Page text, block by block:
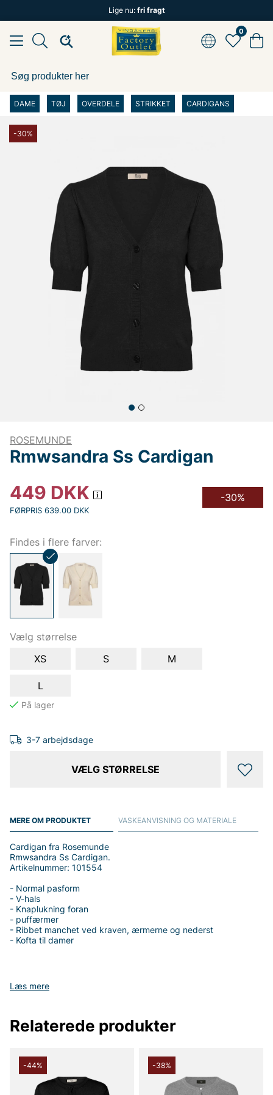
Lige nu: fri fragt
0
DAME TØJ OVERDELE STRIKKET CARDIGANS
-30%
ROSEMUNDE
Rmwsandra Ss Cardigan
449 DKK
FØRPRIS 639.00 DKK
-30%
Findes i flere farver:
Vælg størrelse
XS
S M
L
3-7 arbejdsdage
VÆLG STØRRELSE
MERE OM PRODUKTET
Læs mere
Cardigan fra Rosemunde
Rmwsandra Ss Cardigan.
Artikelnummer: 101554
- Normal pasform
- V-hals
- Knaplukning foran
- puffærmer
- Ribbet manchet ved kraven, ærmerne og nederst
- Kofta til damer
Tak fordi du handler i vores webshop. Besøg også vores butik i
VASKEANVISNING OG MATERIALE
Relaterede produkter
-44% -38%